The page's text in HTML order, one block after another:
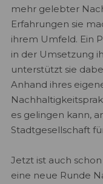
mehr gelebter
Erfahrungen sie
ihrem Umfeld. Ein
in der Umsetzung
unterstützt sie
Anhand ihres
es gelingen kann,
Stadtgesellschaft
Jetzt ist auch
eine neue Runde